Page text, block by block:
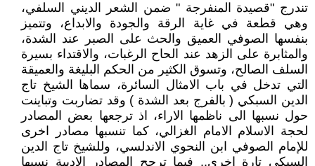
تندرج "قصيدة المنفرجة " ضمن الشعر الديني السلفي،
وهي قطعة في غاية الرقة والجودة والابداع، وتتميز
بنفسها الصوفي العميق والحث على الصبر عند الشدة،
والمثابرة على الزهد عند الحاح الرغبات، والاقتداء بسيرة
السلف الصالح، وتسوق الكثير من الحكم البليغة والعميقة
التي تدخل في باب الامثال السائرة، سماها الشيخ تاج
الدين السبكي ( بالفرج بعد الشدة ) وقد تضاربت وتباينت
حول نسبها الى ناظمها الاراء، اذ ترجعها بعض المصادر
لحجة الاسلام الامام الغزالي، كما تنسبها مصادر اخرى
للإمام الصوفي ابن النحوي الاندلسي، وللشيخ تاج الدين
السبكي تارة اخرى.. فيما ترجح المصادر الادبية نسبها